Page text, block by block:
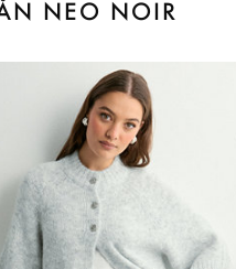
NEO NOIR